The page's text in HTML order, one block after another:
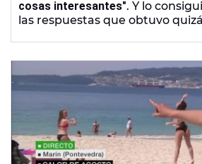
cosas interesantes". Y lo
las respuestas que obtuvo